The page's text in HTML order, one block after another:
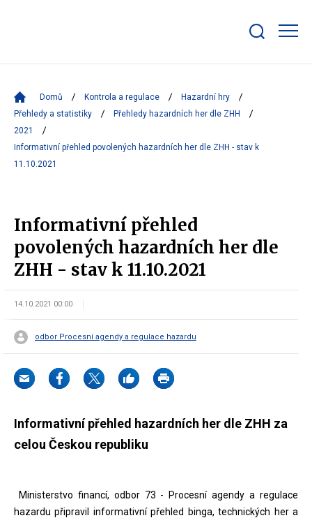
bar
Domů Kontrola a regulace
Hazardní hry
Přehledy a statistiky
Přehledy hazardních her dle ZHH
2021
Informativní přehled povolených hazardních her dle ZHH - stav k
11.10.2021
Informativní přehled
povolených hazardních her dle
ZHH - stav k 11.10.2021
14.10.2021 00:00
odbor Procesní agendy a regulace hazardu
Informativní přehled hazardních her dle ZHH za
celou Českou republiku
Ministerstvo financí, odbor 73 - Procesní agendy a regulace
hazardu připravil informativní přehled binga, technických her a